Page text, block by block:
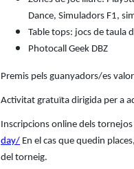
Dance, Simuladors F1,
Table tops: jocs de taula
Photocall Geek DBZ
Premis pels guanyadors/es
Activitat gratuïta dirigida per a
Inscripcions online dels tornejos
day/ En el cas que quedin
del torneig.